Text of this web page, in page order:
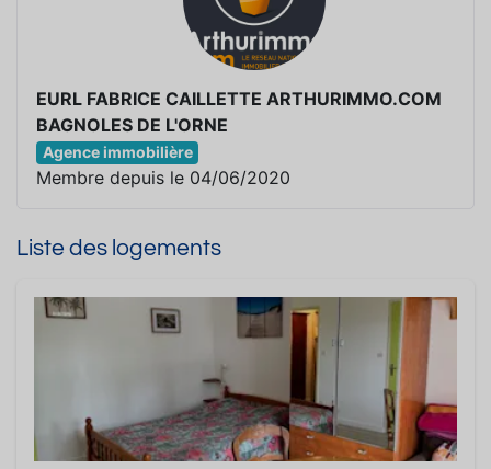
EURL FABRICE CAILLETTE ARTHURIMMO.COM
BAGNOLES DE L'ORNE
Agence immobilière
Membre depuis le 04/06/2020
Liste des logements